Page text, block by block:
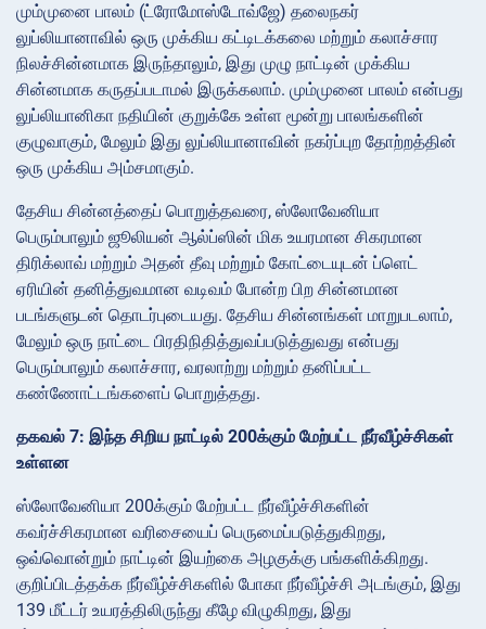
மும்முனை பாலம் (ட்ரோமோஸ்டோவ்ஜே) தலைநகர்
லுப்லியானாவில் ஒரு முக்கிய கட்டிடக்கலை மற்றும் கலாச்சார
நிலச்சின்னமாக இருந்தாலும், இது முழு நாட்டின் முக்கிய
சின்னமாக கருதப்படாமல் இருக்கலாம். மும்முனை பாலம் என்பது
லுப்லியானிகா நதியின் குறுக்கே உள்ள மூன்று பாலங்களின்
குழுவாகும், மேலும் இது லுப்லியானாவின் நகர்ப்புற தோற்றத்தின்
ஒரு முக்கிய அம்சமாகும்.
தேசிய சின்னத்தைப் பொறுத்தவரை, ஸ்லோவேனியா
பெரும்பாலும் ஜூலியன் ஆல்ப்ஸின் மிக உயரமான சிகரமான
திரிக்லாவ் மற்றும் அதன் தீவு மற்றும் கோட்டையுடன் ப்ளெட்
ஏரியின் தனித்துவமான வடிவம் போன்ற பிற சின்னமான
படங்களுடன் தொடர்புடையது. தேசிய சின்னங்கள் மாறுபடலாம்,
மேலும் ஒரு நாட்டை பிரதிநிதித்துவப்படுத்துவது என்பது
பெரும்பாலும் கலாச்சார, வரலாற்று மற்றும் தனிப்பட்ட
கண்ணோட்டங்களைப் பொறுத்தது.
தகவல் 7: இந்த சிறிய நாட்டில் 200க்கும் மேற்பட்ட நீர்வீழ்ச்சிகள்
உள்ளன
ஸ்லோவேனியா 200க்கும் மேற்பட்ட நீர்வீழ்ச்சிகளின்
கவர்ச்சிகரமான வரிசையைப் பெருமைப்படுத்துகிறது,
ஒவ்வொன்றும் நாட்டின் இயற்கை அழகுக்கு பங்களிக்கிறது.
குறிப்பிடத்தக்க நீர்வீழ்ச்சிகளில் போகா நீர்வீழ்ச்சி அடங்கும், இது
139 மீட்டர் உயரத்திலிருந்து கீழே விழுகிறது, இது